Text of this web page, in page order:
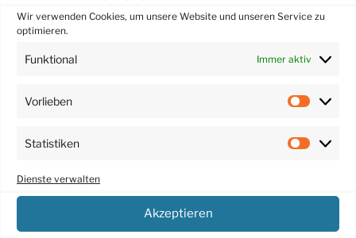
Wir verwenden Cookies, um unsere Website und unseren Service zu
optimieren.
Funktional Immer aktiv
Vorlieben
Statistiken
Dienste verwalten
Akzeptieren
Impressum / Kontakt
Datenschutzerklärung
Cookie-Richtlinie (EU)
Nutzungsbedingungen Downloads